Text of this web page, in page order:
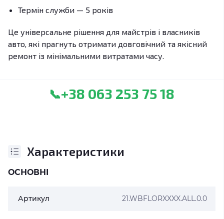
Термін служби — 5 років
Це універсальне рішення для майстрів і власників
авто, які прагнуть отримати довговічний та якісний
ремонт із мінімальними витратами часу.
📞+38 063 253 75 18
Характеристики
ОСНОВНІ
Артикул 21.WBFLORXXXX.ALL.0.0